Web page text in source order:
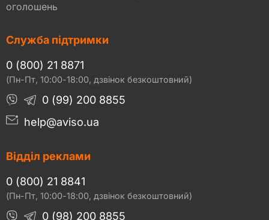
оголошень
Служба підтримки
0 (800) 21 8871
(Пн-Пт, 10:00-18:00, дзвінок безкоштовний)
0 (99) 200 8855
help@aviso.ua
Відділ реклами
0 (800) 21 8841
(Пн-Пт, 10:00-18:00, дзвінок безкоштовний)
0 (98) 200 8855